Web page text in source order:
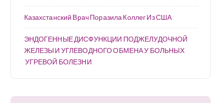
Казахстанский Врач Поразила Коллег Из США
ЭНДОГЕННЫЕ ДИСФУНКЦИИ ПОДЖЕЛУДОЧНОЙ
ЖЕЛЕЗЫ И УГЛЕВОДНОГО ОБМЕНА У БОЛЬНЫХ
УГРЕВОЙ БОЛЕЗНИ